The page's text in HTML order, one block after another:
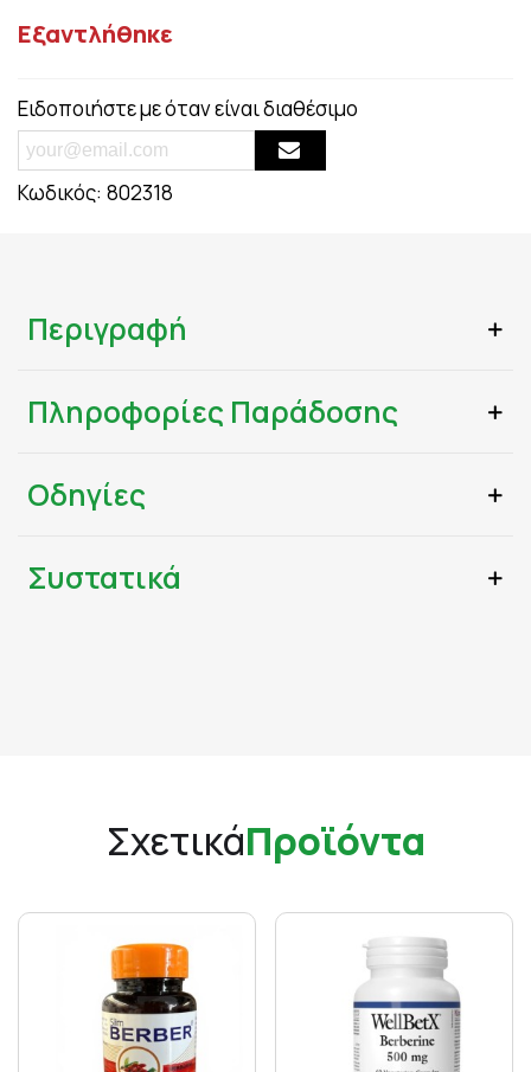
Εξαντλήθηκε
Ειδοποιήστε με όταν είναι διαθέσιμο
Κωδικός: 802318
Περιγραφή
Πληροφορίες Παράδοσης
Οδηγίες
Συστατικά
ΣχετικάΠροϊόντα